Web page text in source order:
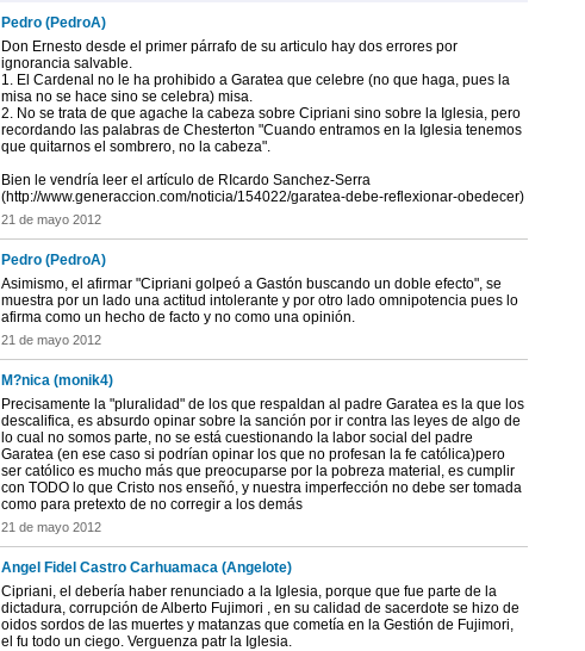
Pedro (PedroA)
Don Ernesto desde el primer párrafo de su articulo hay dos errores por
ignorancia salvable.
1. El Cardenal no le ha prohibido a Garatea que celebre (no que haga, pues la
misa no se hace sino se celebra) misa.
2. No se trata de que agache la cabeza sobre Cipriani sino sobre la Iglesia, pero
recordando las palabras de Chesterton "Cuando entramos en la Iglesia tenemos
que quitarnos el sombrero, no la cabeza".
Bien le vendría leer el artículo de RIcardo Sanchez-Serra
(http://www.generaccion.com/noticia/154022/garatea-debe-reflexionar-obedecer)
21 de mayo 2012
Pedro (PedroA)
Asimismo, el afirmar "Cipriani golpeó a Gastón buscando un doble efecto", se
muestra por un lado una actitud intolerante y por otro lado omnipotencia pues lo
afirma como un hecho de facto y no como una opinión.
21 de mayo 2012
M?nica (monik4)
Precisamente la "pluralidad" de los que respaldan al padre Garatea es la que los
descalifica, es absurdo opinar sobre la sanción por ir contra las leyes de algo de
lo cual no somos parte, no se está cuestionando la labor social del padre
Garatea (en ese caso si podrían opinar los que no profesan la fe católica)pero
ser católico es mucho más que preocuparse por la pobreza material, es cumplir
con TODO lo que Cristo nos enseñó, y nuestra imperfección no debe ser tomada
como para pretexto de no corregir a los demás
21 de mayo 2012
Angel Fidel Castro Carhuamaca (Angelote)
Cipriani, el debería haber renunciado a la Iglesia, porque que fue parte de la
dictadura, corrupción de Alberto Fujimori , en su calidad de sacerdote se hizo de
oidos sordos de las muertes y matanzas que cometía en la Gestión de Fujimori,
el fu todo un ciego. Verguenza patr la Iglesia.